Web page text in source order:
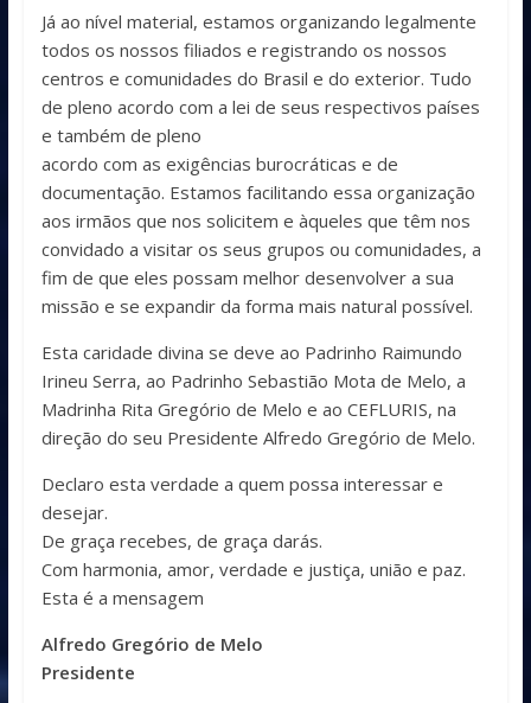
Já ao nível material, estamos organizando legalmente
todos os nossos filiados e registrando os nossos
centros e comunidades do Brasil e do exterior. Tudo
de pleno acordo com a lei de seus respectivos países
e também de pleno
acordo com as exigências burocráticas e de
documentação. Estamos facilitando essa organização
aos irmãos que nos solicitem e àqueles que têm nos
convidado a visitar os seus grupos ou comunidades, a
fim de que eles possam melhor desenvolver a sua
missão e se expandir da forma mais natural possível.
Esta caridade divina se deve ao Padrinho Raimundo
Irineu Serra, ao Padrinho Sebastião Mota de Melo, a
Madrinha Rita Gregório de Melo e ao CEFLURIS, na
direção do seu Presidente Alfredo Gregório de Melo.
Declaro esta verdade a quem possa interessar e
desejar.
De graça recebes, de graça darás.
Com harmonia, amor, verdade e justiça, união e paz.
Esta é a mensagem
Alfredo Gregório de Melo
Presidente